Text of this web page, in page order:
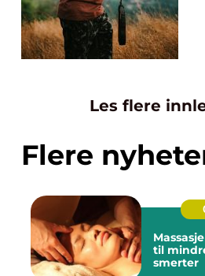
Les flere
Flere
Massasje
til
smerter